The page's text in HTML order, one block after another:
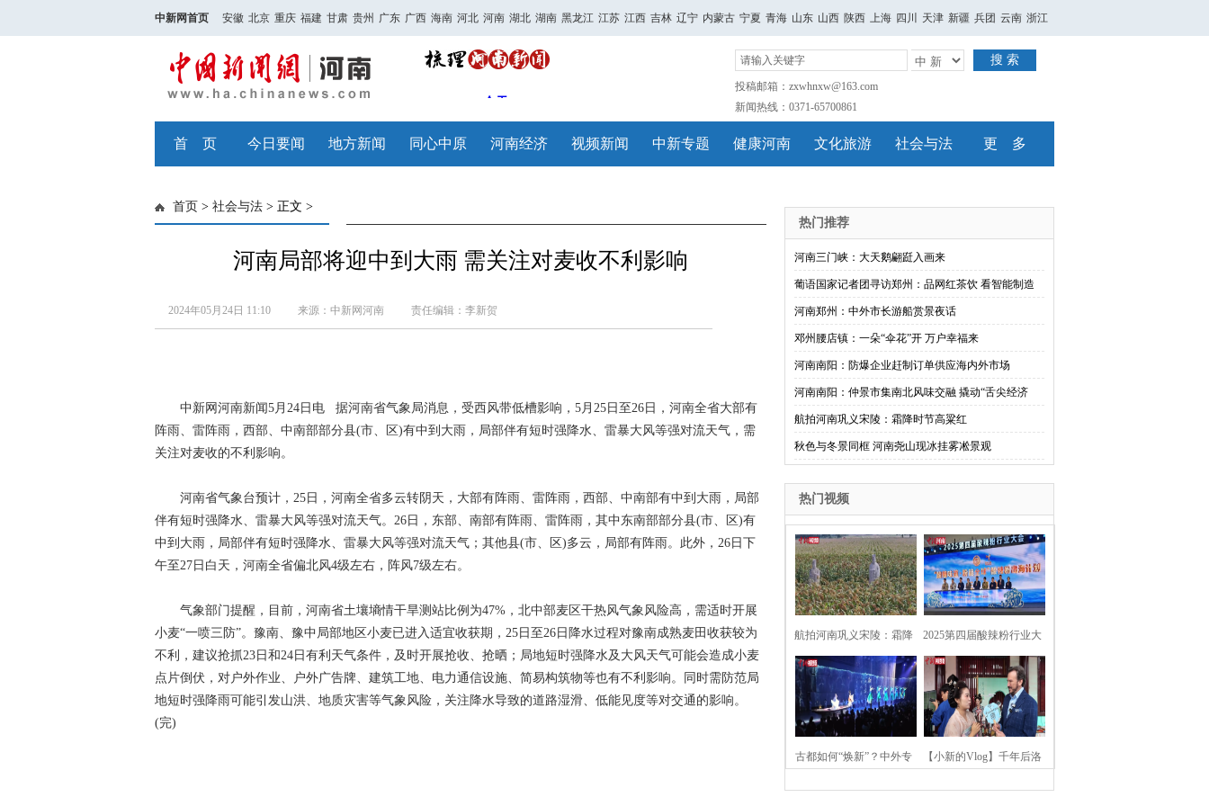
中新网首页 安徽 北京 重庆 福建 甘肃 贵州 广东 广西 海南 河北 河南 湖北 湖南 黑龙江 江苏 江西 吉林 辽宁 内蒙古 宁夏 青海 山东 山西 陕西 上海 四川 天津 新疆 兵团 云南 浙江
搜 索
投稿邮箱：zxwhnxw@163.com
新闻热线：0371-65700861
首 页 今日要闻 地方新闻 同心中原 河南经济 视频新闻 中新专题 健康河南 文化旅游 社会与法 更 多
首页 > 社会与法 > 正文 >
河南局部将迎中到大雨 需关注对麦收不利影响
2024年05月24日 11:10 来源：中新网河南 责任编辑：李新贺
中新网河南新闻5月24日电 据河南省气象局消息，受西风带低槽影响，5月25日至26日，河南全省大部有
阵雨、雷阵雨，西部、中南部部分县(市、区)有中到大雨，局部伴有短时强降水、雷暴大风等强对流天气，需
关注对麦收的不利影响。
河南省气象台预计，25日，河南全省多云转阴天，大部有阵雨、雷阵雨，西部、中南部有中到大雨，局部
伴有短时强降水、雷暴大风等强对流天气。26日，东部、南部有阵雨、雷阵雨，其中东南部部分县(市、区)有
中到大雨，局部伴有短时强降水、雷暴大风等强对流天气；其他县(市、区)多云，局部有阵雨。此外，26日下
午至27日白天，河南全省偏北风4级左右，阵风7级左右。
气象部门提醒，目前，河南省土壤墒情干旱测站比例为47%，北中部麦区干热风气象风险高，需适时开展
小麦“一喷三防”。豫南、豫中局部地区小麦已进入适宜收获期，25日至26日降水过程对豫南成熟麦田收获较为
不利，建议抢抓23日和24日有利天气条件，及时开展抢收、抢晒；局地短时强降水及大风天气可能会造成小麦
点片倒伏，对户外作业、户外广告牌、建筑工地、电力通信设施、简易构筑物等也有不利影响。同时需防范局
地短时强降雨可能引发山洪、地质灾害等气象风险，关注降水导致的道路湿滑、低能见度等对交通的影响。
(完)
热门推荐
河南三门峡：大天鹅翩跹入画来
葡语国家记者团寻访郑州：品网红茶饮 看智能制造
河南郑州：中外市长游船赏景夜话
邓州腰店镇：一朵“伞花”开 万户幸福来
河南南阳：防爆企业赶制订单供应海内外市场
河南南阳：仲景市集南北风味交融 撬动“舌尖经济
航拍河南巩义宋陵：霜降时节高粱红
秋色与冬景同框 河南尧山现冰挂雾凇景观
热门视频
航拍河南巩义宋陵：霜降
时节高粱红
2025第四届酸辣粉行业大
会在河南开封举行
古都如何“焕新”？中外专 【小新的Vlog】千年后洛